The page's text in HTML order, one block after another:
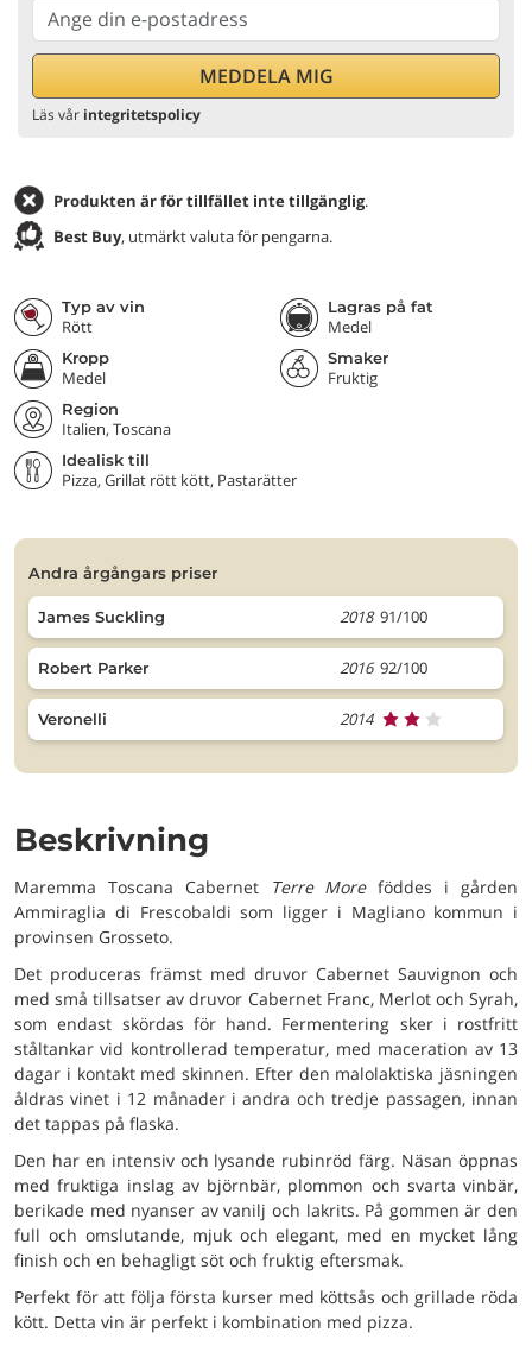
Läs vår integritetspolicy
Produkten är för tillfället inte tillgänglig.
Best Buy, utmärkt valuta för pengarna.
Typ av vin
Rött
Lagras på fat
Medel
Kropp
Medel
Smaker
Fruktig
Region
Italien, Toscana
Idealisk till
Pizza, Grillat rött kött, Pastarätter
andra årgångars priser
James Suckling 2018 91/100
Robert Parker 2016 92/100
Veronelli 2014
Beskrivning
Maremma Toscana Cabernet Terre Moreföddes i gården
Ammiraglia di Frescobaldi som ligger i Magliano kommun i
provinsen Grosseto.
Det produceras främst med druvor Cabernet Sauvignon och
med små tillsatser av druvor Cabernet Franc, Merlot och Syrah,
som endast skördas för hand. Fermentering sker i rostfritt
ståltankar vid kontrollerad temperatur, med maceration av 13
dagar i kontakt med skinnen. Efter den malolaktiska jäsningen
åldras vinet i 12 månader i andra och tredje passagen, innan
det tappas på flaska.
Den har en intensiv och lysande rubinröd färg. Näsan öppnas
med fruktiga inslag av björnbär, plommon och svarta vinbär,
berikade med nyanser av vanilj och lakrits. På gommen är den
full och omslutande, mjuk och elegant, med en mycket lång
finish och en behagligt söt och fruktig eftersmak.
Perfekt för att följa första kurser med köttsås och grillade röda
kött. Detta vin är perfekt i kombination med pizza.